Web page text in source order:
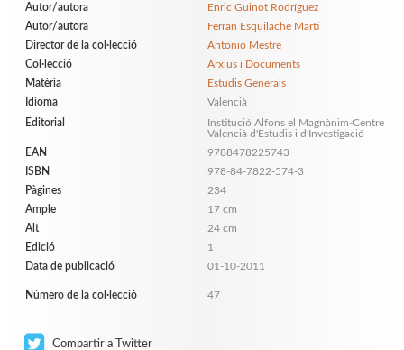
Autor/autora
Enric Guinot Rodríguez
Autor/autora
Ferran Esquilache Martí
Director de la col·lecció
Antonio Mestre
Col·lecció
Arxius i Documents
Matèria
Estudis Generals
Idioma
Valencià
Editorial
Institució Alfons el Magnànim-Centre
Valencià d'Estudis i d'Investigació
EAN
9788478225743
ISBN
978-84-7822-574-3
Pàgines
234
Ample
17 cm
Alt
24 cm
Edició
1
Data de publicació
01-10-2011
Número de la col·lecció 47
Compartir a Twitter